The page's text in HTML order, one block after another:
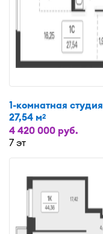
1-комнатная студия
27,54 м2
4 420 000 руб.
7 эт